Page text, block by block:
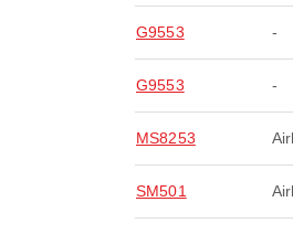
G9553 -
G9553 -
MS8253
SM501